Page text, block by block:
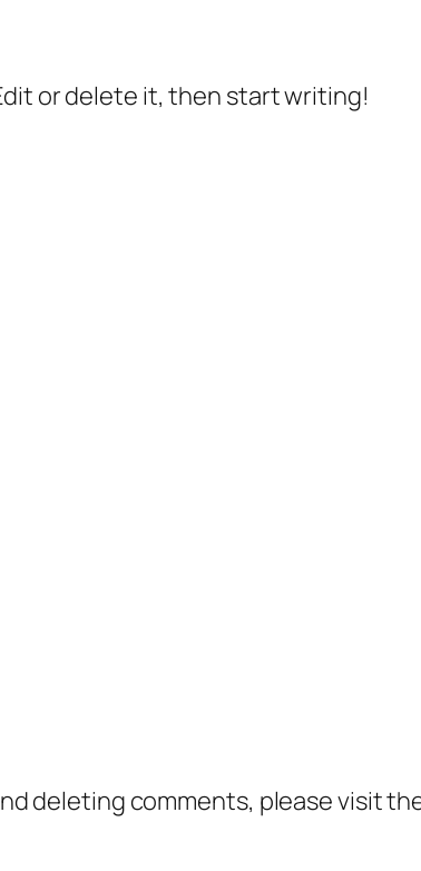
or delete it, then start writing!
deleting comments, please visit